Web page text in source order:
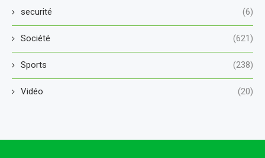
securité (6)
Société (621)
Sports (238)
Vidéo (20)